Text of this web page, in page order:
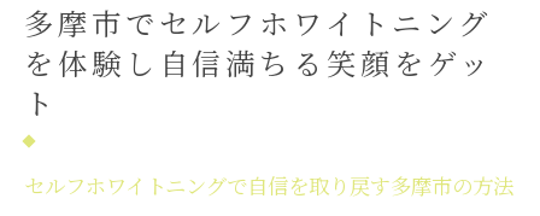
多摩市でセルフホワイトニング
を体験し自信満ちる笑顔をゲッ
ト
セルフホワイトニングで自信を取り戻す多摩市の方法